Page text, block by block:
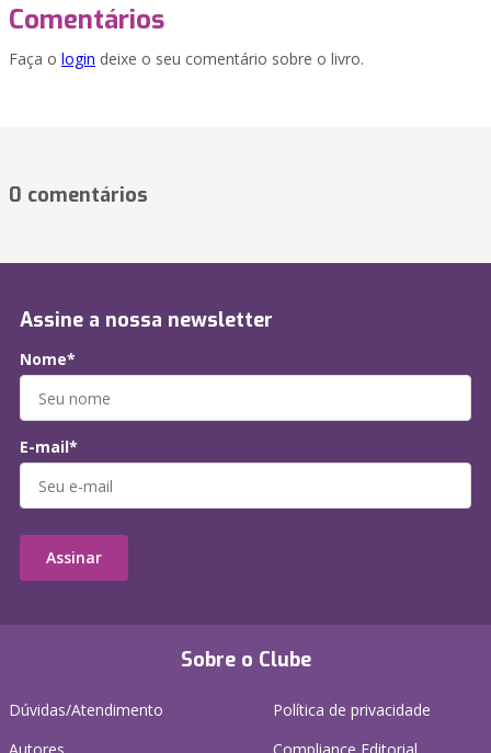
Comentários
Faça o login deixe o seu comentário sobre o livro.
0 comentários
Sobre o Clube
Dúvidas/Atendimento
Política de privacidade
Assine a nossa newsletter
Nome*
E-mail*
Assinar